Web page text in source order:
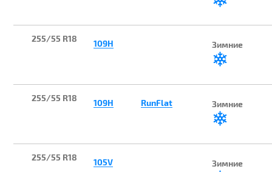
255/55 R18 109H Зимние
255/55 R18 109H RunFlat Зимние
255/55 R18 105V Зимние